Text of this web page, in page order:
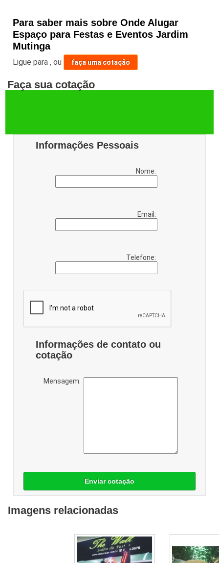
Para saber mais sobre Onde Alugar
Espaço para Festas e Eventos Jardim
Mutinga
Ligue para,ou faça uma cotação
Faça sua cotação
Informações Pessoais
Nome:
Email:
Telefone:
Informações de contato ou
cotação
Mensagem:
Enviar cotação
Imagens relacionadas